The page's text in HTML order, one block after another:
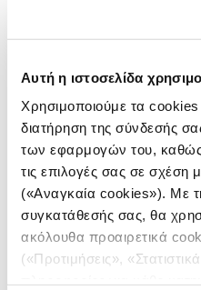
Αυτή η ιστοσελίδα
Χρησιμοποιούμε τα cookies
διατήρηση της σύνδεσής
των εφαρμογών του,
τις επιλογές σας σε σχέση
(«Αναγκαία cookies»). Με
συγκατάθεσής σας, θα
ακόλουθα προαιρετικά
(«Προτιμήσεις»,
Δημήτρης Καρλής
εμβολίων για την
περιμένουμε από τον